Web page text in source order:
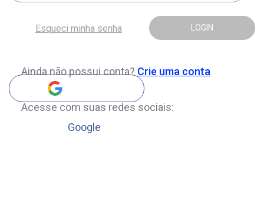
LOGIN
Esqueci minha senha
Ainda não possui conta? Crie uma conta
Acesse com suas redes sociais:
Google